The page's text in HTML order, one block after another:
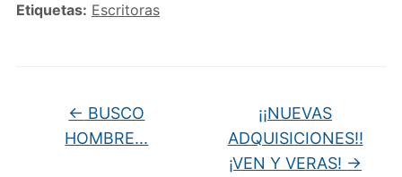
Etiquetas: Escritoras
← BUSCO
HOMBRE...
¡¡NUEVAS
ADQUISICIONES!!
¡VEN Y VERAS! →